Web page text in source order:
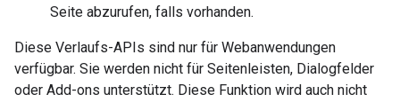
Seite abzurufen, falls vorhanden.
Diese Verlaufs-APIs sind nur für Webanwendungen
verfügbar. Sie werden nicht für Seitenleisten, Dialogfelder
oder Add-ons unterstützt. Diese Funktion wird auch nicht